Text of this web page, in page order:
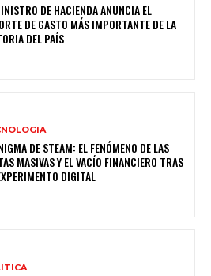
DE HACIENDA ANUNCIA EL
DE GASTO MÁS IMPORTANTE DE LA
DEL PAÍS
DE STEAM: EL FENÓMENO DE LAS
MASIVAS Y EL VACÍO FINANCIERO TRAS
DIGITAL